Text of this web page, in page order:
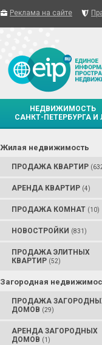
Реклама на сайте
НЕДВИЖИМОСТЬ
САНКТ-ПЕТЕРБУРГА И
Жилая недвижимость
ПРОДАЖА КВАРТИР
АРЕНДА КВАРТИР (4)
ПРОДАЖА КОМНАТ (10)
НОВОСТРОЙКИ (831)
ПРОДАЖА ЭЛИТНЫХ
КВАРТИР (52)
Загородная
ПРОДАЖА
ДОМОВ (29)
АРЕНДА ЗАГОРОДНЫХ
ДОМОВ (1)